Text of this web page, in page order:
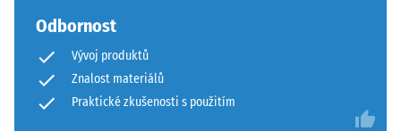
Odbornost
Vývoj produktů
Znalost materiálů
Praktické zkušenosti s použitím